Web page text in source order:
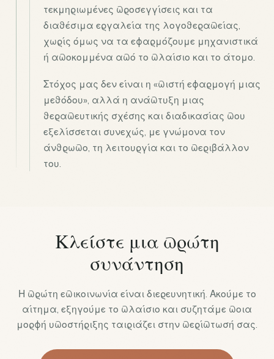
τεκμηριωμένες προσεγγίσεις και τα
διαθέσιμα εργαλεία της λογοθεραπείας,
χωρίς όμως να τα εφαρμόζουμε μηχανιστικά
ή αποκομμένα από το πλαίσιο και το άτομο.
Στόχος μας δεν είναι η «πιστή εφαρμογή μιας
μεθόδου», αλλά η ανάπτυξη μιας
θεραπευτικής σχέσης και διαδικασίας που
εξελίσσεται συνεχώς, με γνώμονα τον
άνθρωπο, τη λειτουργία και το περιβάλλον
του.
Κλείστε μια πρώτη
συνάντηση
Η πρώτη επικοινωνία είναι διερευνητική. Ακούμε το
αίτημα, εξηγούμε το πλαίσιο και συζητάμε ποια
μορφή υποστήριξης ταιριάζει στην περίπτωσή σας.